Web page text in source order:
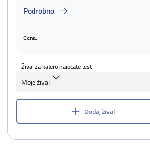
Podrobno
Cena:
Žival za katero naročate test
Moje živali
Dodaj žival